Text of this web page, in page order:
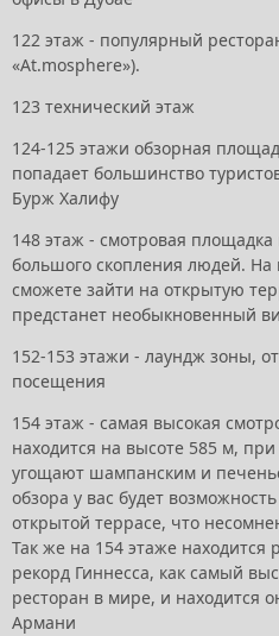
122 этаж - популярный
«At.mosphere»).
123 технический этаж
124-125 этажи обзорная
попадает большинство
Бурж Халифу
148 этаж - смотровая
большого скопления людей. На
сможете зайти на открытую
предстанет необыкновенный
152-153 этажи - лаундж зоны,
посещения
154 этаж - самая высокая
находится на высоте 585 м,
угощают шампанским и
обзора у вас будет
открытой террасе, что
Так же на 154 этаже находится
рекорд Гиннесса, как самый
ресторан в мире, и находится
Армани